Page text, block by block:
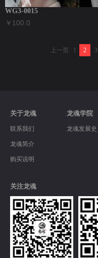
WG3-0015
￥100.0
上一页 1 2 3
关于龙魂
联系我们
龙魂简介
购买说明
龙魂学院
龙魂发展史
关注龙魂